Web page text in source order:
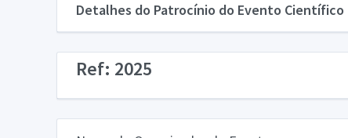
Detalhes do Patrocínio do Evento Científico
Ref: 2025